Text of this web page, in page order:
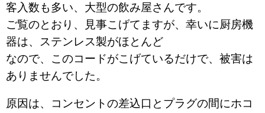
客入数も多い、大型の飲み屋さんです。
ご覧のとおり、見事こげてますが、幸いに厨房機
器は、ステンレス製がほとんど
なので、このコードがこげているだけで、被害は
ありませんでした。
原因は、コンセントの差込口とプラグの間にホコ